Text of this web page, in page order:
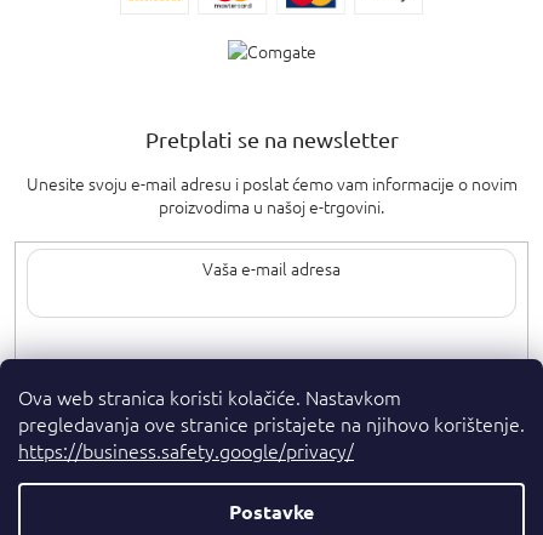
Ova web stranica koristi kolačiće. Nastavkom
pregledavanja ove stranice pristajete na njihovo korištenje.
https://business.safety.google/privacy/
Postavke
Pretplati se na newsletter
Unesite svoju e-mail adresu i poslat ćemo vam informacije o novim
proizvodima u našoj e-trgovini.
Upisom svoje e-pošte pristajete nauvjete privatnosti.